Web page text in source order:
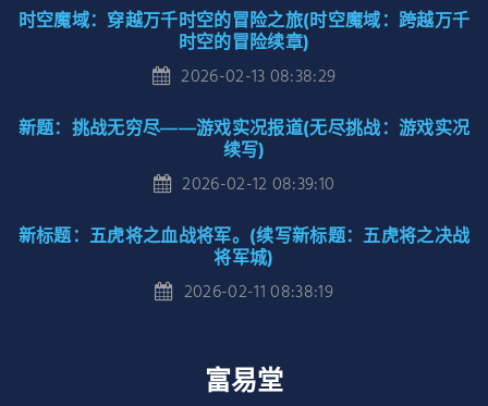
时空魔域：穿越万千时空的冒险之旅(时空魔域：跨越万千
时空的冒险续章)
2026-02-13 08:38:29
新题：挑战无穷尽——游戏实况报道(无尽挑战：游戏实况
续写)
2026-02-12 08:39:10
新标题：五虎将之血战将军。(续写新标题：五虎将之决战
将军城)
2026-02-11 08:38:19
富易堂